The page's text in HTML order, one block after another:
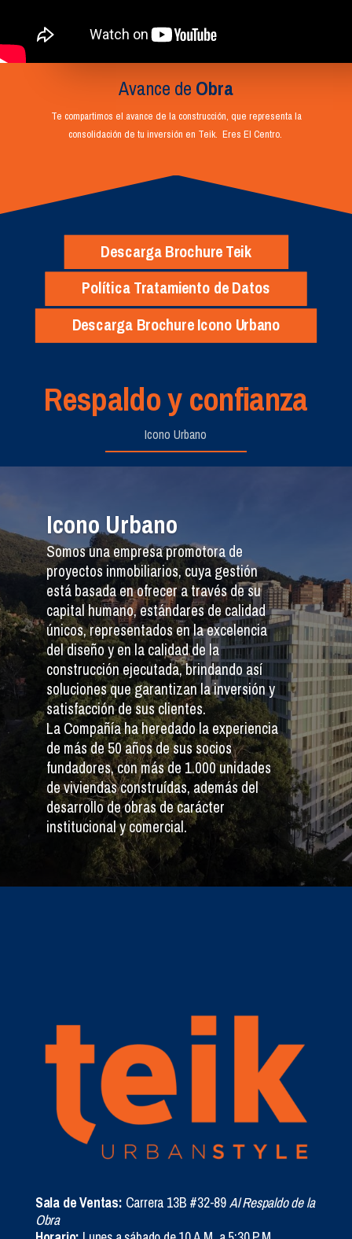
Avance deObra
Te compartimos el avance de la construcción, que representa la
consolidación de tu inversión en Teik. Eres El Centro.
Descarga Brochure Teik
Política Tratamiento de Datos
Descarga Brochure Icono Urbano
Respaldo y confianza
Icono Urbano
Icono Urbano
Somos una empresa promotora de
proyectos inmobiliarios, cuya gestión
está basada en ofrecer a través de su
capital humano, estándares de calidad
únicos, representados en la excelencia
del diseño y en la calidad de la
construcción ejecutada, brindando así
soluciones que garantizan la inversión y
satisfacción de sus clientes.
La Compañía ha heredado la experiencia
de más de 50 años de sus socios
fundadores, con más de 1.000 unidades
de viviendas construídas, además del
desarrollo de obras de carácter
institucional y comercial.
Sala de Ventas:Carrera 13B #32-89Al Respaldo de la
Obra